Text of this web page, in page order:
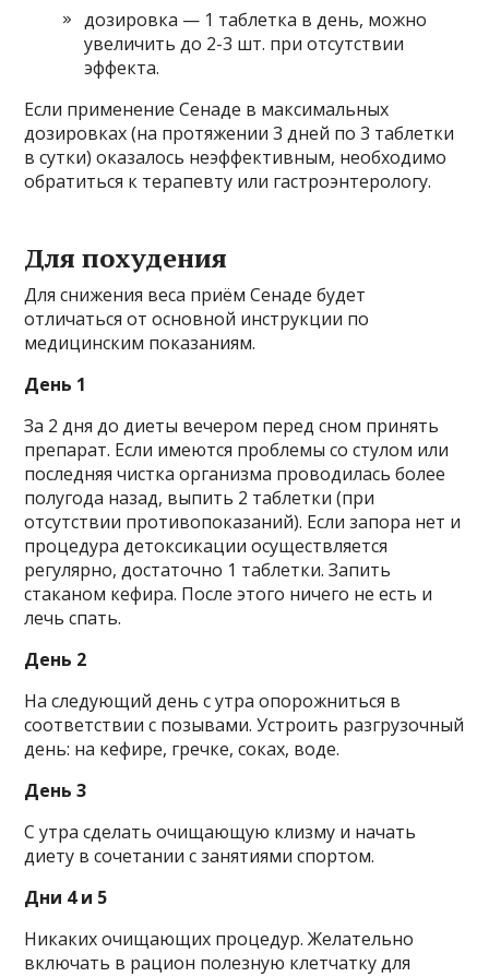
дозировка — 1 таблетка в день, можно
увеличить до 2-3 шт. при отсутствии
эффекта.
Если применение Сенаде в максимальных
дозировках (на протяжении 3 дней по 3 таблетки
в сутки) оказалось неэффективным, необходимо
обратиться к терапевту или гастроэнтерологу.
Для похудения
Для снижения веса приём Сенаде будет
отличаться от основной инструкции по
медицинским показаниям.
День 1
За 2 дня до диеты вечером перед сном принять
препарат. Если имеются проблемы со стулом или
последняя чистка организма проводилась более
полугода назад, выпить 2 таблетки (при
отсутствии противопоказаний). Если запора нет и
процедура детоксикации осуществляется
регулярно, достаточно 1 таблетки. Запить
стаканом кефира. После этого ничего не есть и
лечь спать.
День 2
На следующий день с утра опорожниться в
соответствии с позывами. Устроить разгрузочный
день: на кефире, гречке, соках, воде.
День 3
С утра сделать очищающую клизму и начать
диету в сочетании с занятиями спортом.
Дни 4 и 5
Никаких очищающих процедур. Желательно
включать в рацион полезную клетчатку для